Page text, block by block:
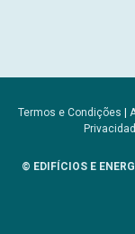
Termos e Condições |
© EDIFÍCIOS E